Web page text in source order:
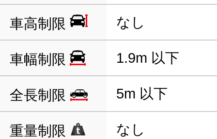
車高制限 なし
車幅制限 1.9m 以下
全長制限 5m 以下
重量制限 なし